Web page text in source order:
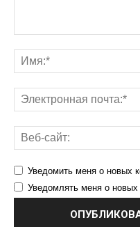
Уведомить меня о новых
Уведомлять меня о новых